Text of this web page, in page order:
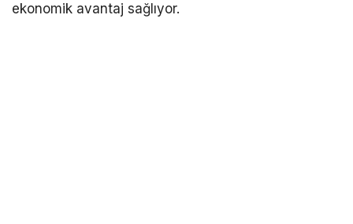
ekonomik avantaj sağlıyor.